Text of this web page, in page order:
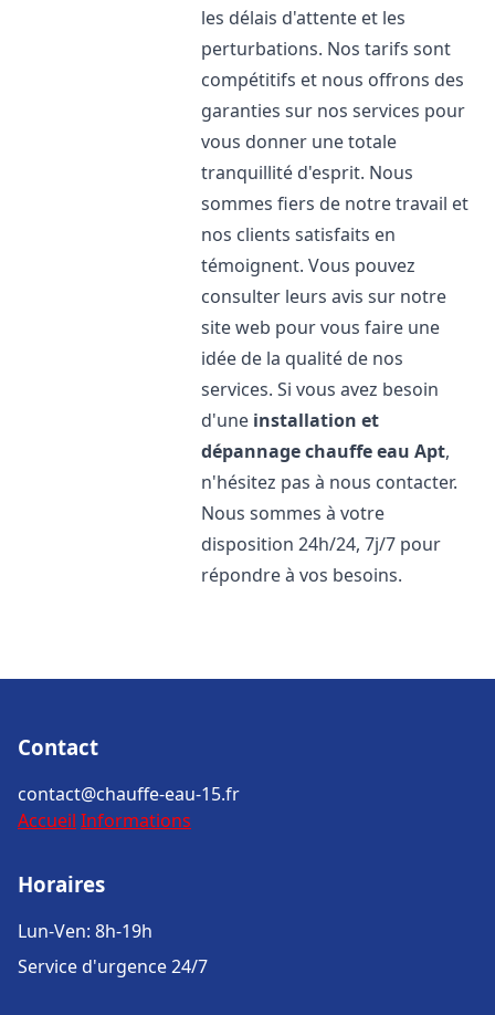
les délais d'attente et les
perturbations. Nos tarifs sont
compétitifs et nous offrons des
garanties sur nos services pour
vous donner une totale
tranquillité d'esprit. Nous
sommes fiers de notre travail et
nos clients satisfaits en
témoignent. Vous pouvez
consulter leurs avis sur notre
site web pour vous faire une
idée de la qualité de nos
services. Si vous avez besoin
d'une installation et
dépannage chauffe eau Apt,
n'hésitez pas à nous contacter.
Nous sommes à votre
disposition 24h/24, 7j/7 pour
répondre à vos besoins.
Contact
contact@chauffe-eau-15.fr
Accueil Informations
Horaires
Lun-Ven: 8h-19h
Service d'urgence 24/7